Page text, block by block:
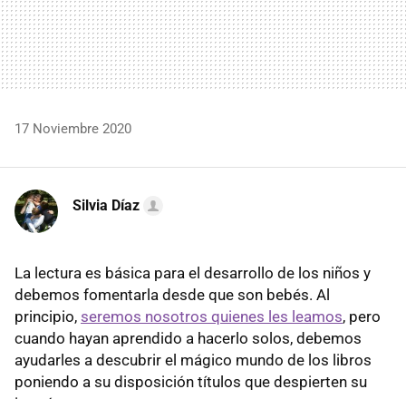
17 Noviembre 2020
Silvia Díaz
La lectura es básica para el desarrollo de los niños y
debemos fomentarla desde que son bebés. Al
principio, seremos nosotros quienes les leamos, pero
cuando hayan aprendido a hacerlo solos, debemos
ayudarles a descubrir el mágico mundo de los libros
poniendo a su disposición títulos que despierten su